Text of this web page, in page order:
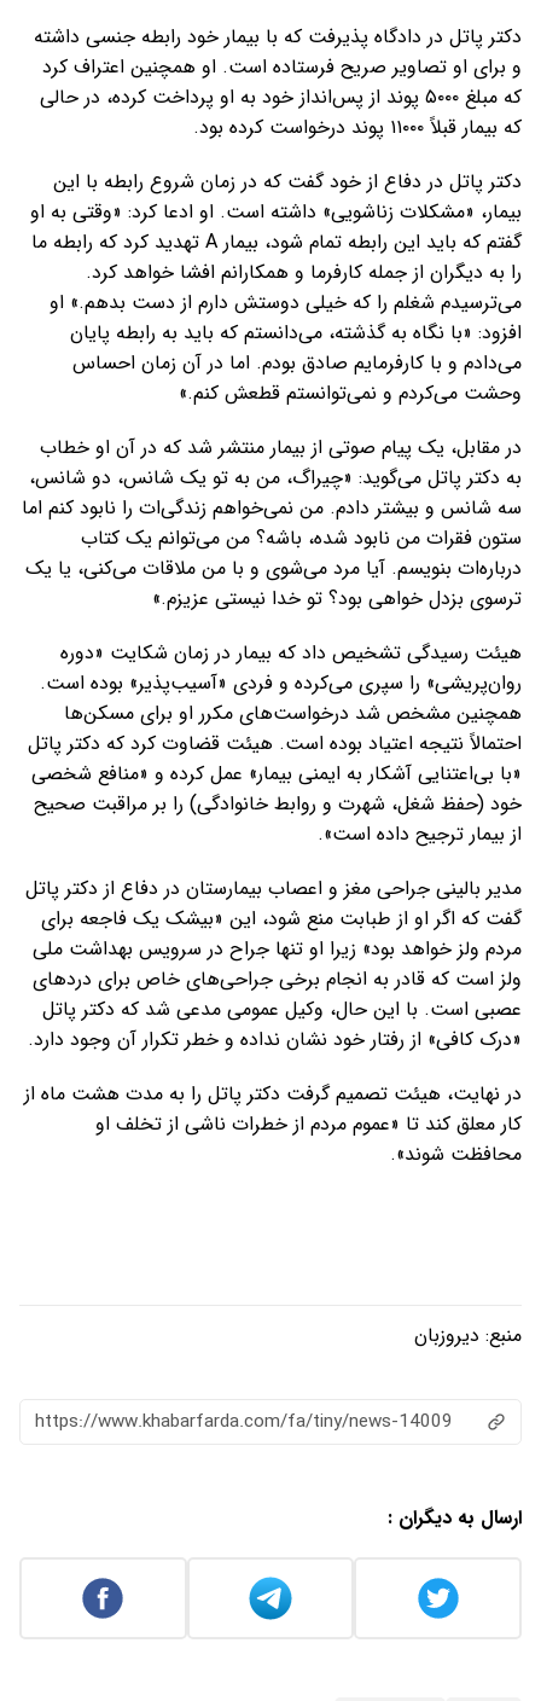
دکتر پاتل در دادگاه پذیرفت که با بیمار خود رابطه جنسی داشته
و برای او تصاویر صریح فرستاده است. او همچنین اعتراف کرد
که مبلغ ۵۰۰۰ پوند از پس‌انداز خود به او پرداخت کرده، در حالی
که بیمار قبلاً ۱۱۰۰۰ پوند درخواست کرده بود.
دکتر پاتل در دفاع از خود گفت که در زمان شروع رابطه با این
بیمار، «مشکلات زناشویی» داشته است. او ادعا کرد: «وقتی به او
گفتم که باید این رابطه تمام شود، بیمار A تهدید کرد که رابطه ما
را به دیگران از جمله کارفرما و همکارانم افشا خواهد کرد.
می‌ترسیدم شغلم را که خیلی دوستش دارم از دست بدهم.» او
افزود: «با نگاه به گذشته، می‌دانستم که باید به رابطه پایان
می‌دادم و با کارفرمایم صادق بودم. اما در آن زمان احساس
وحشت می‌کردم و نمی‌توانستم قطعش کنم.»
در مقابل، یک پیام صوتی از بیمار منتشر شد که در آن او خطاب
به دکتر پاتل می‌گوید: «چیراگ، من به تو یک شانس، دو شانس،
سه شانس و بیشتر دادم. من نمی‌خواهم زندگی‌ات را نابود کنم اما
ستون فقرات من نابود شده، باشه؟ من می‌توانم یک کتاب
درباره‌ات بنویسم. آیا مرد می‌شوی و با من ملاقات می‌کنی، یا یک
ترسوی بزدل خواهی بود؟ تو خدا نیستی عزیزم.»
هیئت رسیدگی تشخیص داد که بیمار در زمان شکایت «دوره
روان‌پریشی» را سپری می‌کرده و فردی «آسیب‌پذیر» بوده است.
همچنین مشخص شد درخواست‌های مکرر او برای مسکن‌ها
احتمالاً نتیجه اعتیاد بوده است. هیئت قضاوت کرد که دکتر پاتل
«با بی‌اعتنایی آشکار به ایمنی بیمار» عمل کرده و «منافع شخصی
خود (حفظ شغل، شهرت و روابط خانوادگی) را بر مراقبت صحیح
از بیمار ترجیح داده است».
مدیر بالینی جراحی مغز و اعصاب بیمارستان در دفاع از دکتر پاتل
گفت که اگر او از طبابت منع شود، این «بیشک یک فاجعه برای
مردم ولز خواهد بود» زیرا او تنها جراح در سرویس بهداشت ملی
ولز است که قادر به انجام برخی جراحی‌های خاص برای دردهای
عصبی است. با این حال، وکیل عمومی مدعی شد که دکتر پاتل
«درک کافی» از رفتار خود نشان نداده و خطر تکرار آن وجود دارد.
در نهایت، هیئت تصمیم گرفت دکتر پاتل را به مدت هشت ماه از
کار معلق کند تا «عموم مردم از خطرات ناشی از تخلف او
محافظت شوند».
منبع: دیروزبان
https://www.khabarfarda.com/fa/tiny/news-14009
ارسال به دیگران :